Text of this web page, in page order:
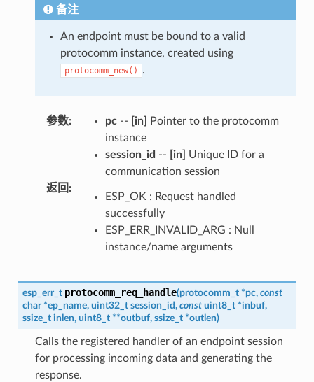
备注
An endpoint must be bound to a valid
protocomm instance, created using
protocomm_new() .
参数: pc-- [in]
Pointer to the protocomm
instance
session_id -- [in]
Unique ID for a
communication session
返回 :
ESP_OK : Request handled
successfully
ESP_ERR_INVALID_ARG : Null
instance/name arguments
esp_err_t protocomm_req_handle(protocomm_t *pc, const
char *ep_name, uint32_t session_id, const uint8_t *inbuf,
ssize_t inlen, uint8_t **outbuf, ssize_t *outlen)
Calls the registered handler of an endpoint session
for processing incoming data and generating the
response.